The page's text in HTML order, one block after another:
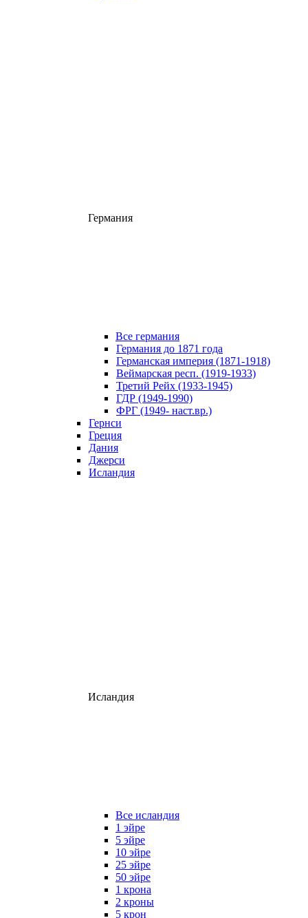
Германия
Все германия
Германия до 1871 года
Германская империя (1871-1918)
Веймарская респ. (1919-1933)
Третий Рейх (1933-1945)
ГДР (1949-1990)
ФРГ (1949- наст.вр.)
Гернси
Греция
Дания
Джерси
Исландия
Исландия
Все исландия
1 эйре
5 эйре
10 эйре
25 эйре
50 эйре
1 крона
2 кроны
5 крон